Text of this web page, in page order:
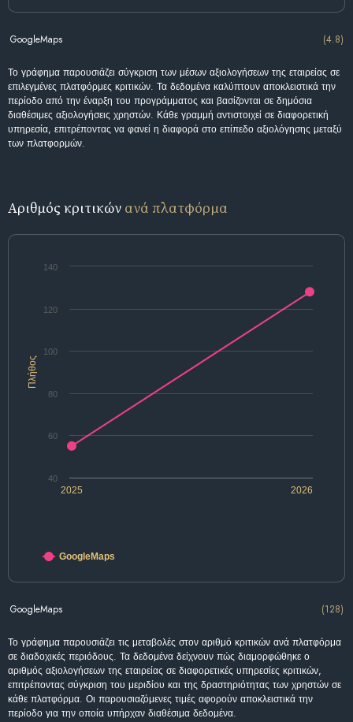
GoogleMaps (4.8)
Το γράφημα παρουσιάζει σύγκριση των μέσων αξιολογήσεων της εταιρείας σε
επιλεγμένες πλατφόρμες κριτικών. Τα δεδομένα καλύπτουν αποκλειστικά την
περίοδο από την έναρξη του προγράμματος και βασίζονται σε δημόσια
διαθέσιμες αξιολογήσεις χρηστών. Κάθε γραμμή αντιστοιχεί σε διαφορετική
υπηρεσία, επιτρέποντας να φανεί η διαφορά στο επίπεδο αξιολόγησης μεταξύ
των πλατφορμών.
Αριθμός κριτικών ανά πλατφόρμα
Πλήθος
2025 2026
40
60
80
100
120
140
GoogleMaps
GoogleMaps (128)
Το γράφημα παρουσιάζει τις μεταβολές στον αριθμό κριτικών ανά πλατφόρμα
σε διαδοχικές περιόδους. Τα δεδομένα δείχνουν πώς διαμορφώθηκε ο
αριθμός αξιολογήσεων της εταιρείας σε διαφορετικές υπηρεσίες κριτικών,
επιτρέποντας σύγκριση του μεριδίου και της δραστηριότητας των χρηστών σε
κάθε πλατφόρμα. Οι παρουσιαζόμενες τιμές αφορούν αποκλειστικά την
περίοδο για την οποία υπήρχαν διαθέσιμα δεδομένα.